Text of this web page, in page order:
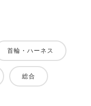
首輪・ハーネス
総合